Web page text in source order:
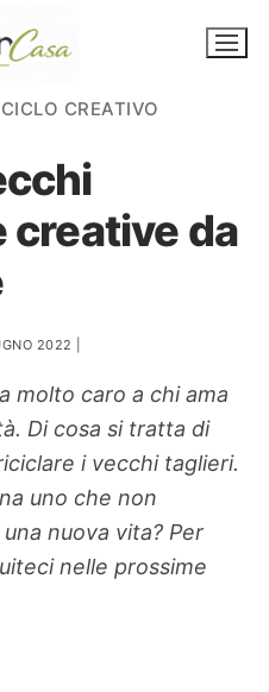
CREATIVO
creative da
2022
molto caro a chi ama
Di cosa si tratta di
i vecchi taglieri.
uno che non
nuova vita? Per
nelle prossime